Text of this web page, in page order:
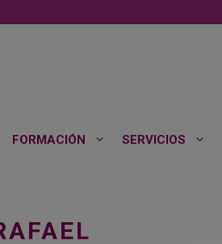
FORMACIÓN SERVICIOS